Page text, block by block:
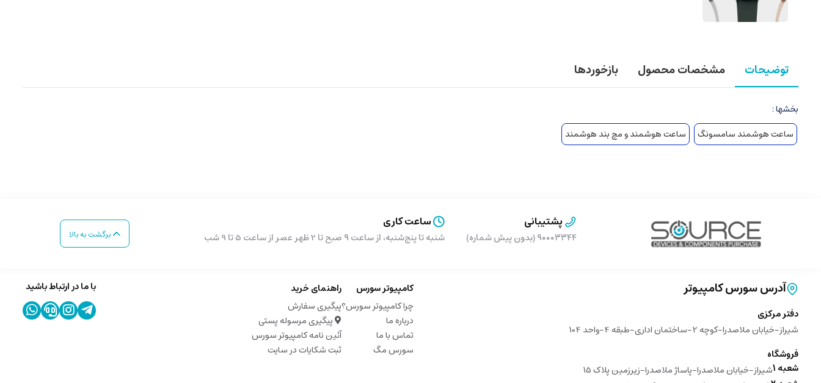
توضیحات مشخصات محصول بازخوردها
بخشها :
ساعت هوشمند سامسونگ
ساعت هوشمند و مچ بند هوشمند
پشتیبانی
۹۰۰۰۳۳۴۴ (بدون پیش شماره)
ساعت کاری
شنبه تا پنج‌شنبه، از ساعت ۹ صبح تا 2 ظهر عصر از ساعت 5 تا 9 شب برگشت به بالا
آدرس سورس کامپیوتر
دفتر مرکزی
شیراز-خیابان ملاصدرا-کوچه 2-ساختمان اداری-طبقه 4-واحد 104
فروشگاه
شعبه 1 شیراز-خیابان ملاصدرا-پاساژ ملاصدرا-زیرزمین پلاک 15
کامپیوتر سورس
چرا کامپیوتر سورس؟
درباره ما
تماس با ما
سورس مگ
راهنمای خرید
پیگیری سفارش
پیگیری مرسوله پستی
آئین نامه کامپیوتر سورس
ثبت شکایات در سایت
با ما در ارتباط باشید